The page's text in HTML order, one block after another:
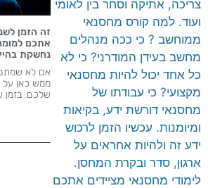
צריכה, אתיקה וסחר בין לאומי
ועוד. למה קורס מחסנאי
ממוחשב ? כי ככה מנהלים
מחשב בעידן המודרני? כי לא
כל אחד יכול להיות מחסנאי
מקצועי? כי עבודתו של
מחסנאי דורשת ידע, בקיאות
ומיומנות. עכשיו הזמן לרכוש
ידע זה ולהיות אחראים על
ארגון, סדר ובקרת המחסן.
לימודי מחסנאי מציידים אתכם
זה הזמן
אתכם
נחשקת
אם לא
ממש כאן על
שלכם. בזמן